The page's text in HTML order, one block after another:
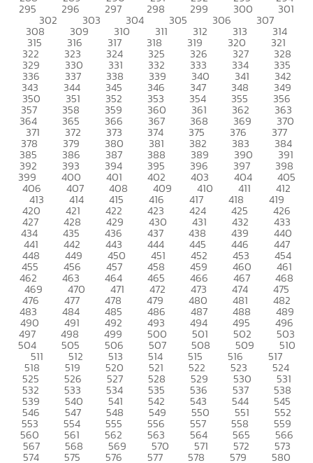
295 296 297 298 299 300 301
302 303 304 305 306 307
308 309 310 311 312 313 314
315 316 317 318 319 320 321
322 323 324 325 326 327 328
329 330 331 332 333 334 335
336 337 338 339 340 341 342
343 344 345 346 347 348 349
350 351 352 353 354 355 356
357 358 359 360 361 362 363
364 365 366 367 368 369 370
371 372 373 374 375 376 377
378 379 380 381 382 383 384
385 386 387 388 389 390 391
392 393 394 395 396 397 398
399 400 401 402 403 404 405
406 407 408 409 410 411 412
413 414 415 416 417 418 419
420 421 422 423 424 425 426
427 428 429 430 431 432 433
434 435 436 437 438 439 440
441 442 443 444 445 446 447
448 449 450 451 452 453 454
455 456 457 458 459 460 461
462 463 464 465 466 467 468
469 470 471 472 473 474 475
476 477 478 479 480 481 482
483 484 485 486 487 488 489
490 491 492 493 494 495 496
497 498 499 500 501 502 503
504 505 506 507 508 509 510
511 512 513 514 515 516 517
518 519 520 521 522 523 524
525 526 527 528 529 530 531
532 533 534 535 536 537 538
539 540 541 542 543 544 545
546 547 548 549 550 551 552
553 554 555 556 557 558 559
560 561 562 563 564 565 566
567 568 569 570 571 572 573
574 575 576 577 578 579 580